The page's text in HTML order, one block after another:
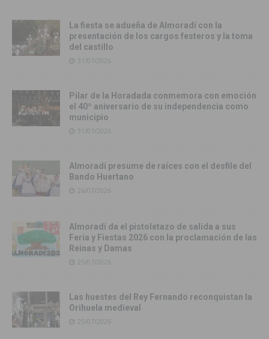
La fiesta se adueña de Almoradí con la
presentación de los cargos festeros y la toma
del castillo
31/07/2026
Pilar de la Horadada conmemora con emoción
el 40º aniversario de su independencia como
municipio
31/07/2026
Almoradí presume de raíces con el desfile del
Bando Huertano
26/07/2026
Almoradí da el pistoletazo de salida a sus
Feria y Fiestas 2026 con la proclamación de las
Reinas y Damas
25/07/2026
Las huestes del Rey Fernando reconquistan la
Orihuela medieval
25/07/2026